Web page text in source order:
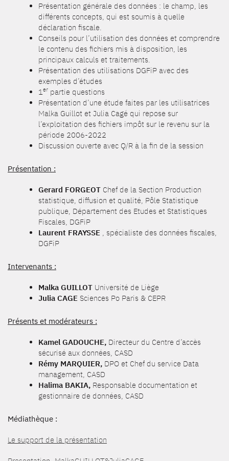
Présentation générale des données : le champ, les
différents concepts, qui est soumis à quelle
déclaration fiscale.
Conseils pour l’utilisation des données et comprendre
le contenu des fichiers mis à disposition, les
principaux calculs et traitements.
Présentation des utilisations DGFiP avec des
exemples d’études
1 erpartie questions
Présentation d’une étude faites par les utilisatrices
Malka Guillot et Julia Cagé qui repose sur
l’exploitation des fichiers impôt sur le revenu sur la
période 2006-2022
Discussion ouverte avec Q/R à la fin de la session
Présentation :
Gerard FORGEOTChef de la Section Production
statistique, diffusion et qualité, Pôle Statistique
publique, Département des Etudes et Statistiques
Fiscales, DGFiP
Laurent FRAYSSE
, spécialiste des données fiscales,
DGFiP
Intervenants :
Malka GUILLOTUniversité de Liège
Julia CAGESciences Po Paris & CEPR
Présents et modérateurs :
Kamel GADOUCHE,Directeur du Centre d’accès
sécurisé aux données, CASD
Rémy MARQUIER,DPO et Chef du service Data
management, CASD
Halima BAKIA,Responsable documentation et
gestionnaire de données, CASD
Médiathèque :
Le support de la présentation